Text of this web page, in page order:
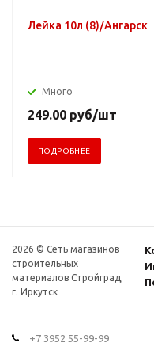
Лейка 10л (8)/Ангарск
Много
249.00 руб/шт
ПОДРОБНЕЕ
2026 © Сеть магазинов
строительных
материалов Стройград,
г. Иркутск
+7 3952 55-99-99